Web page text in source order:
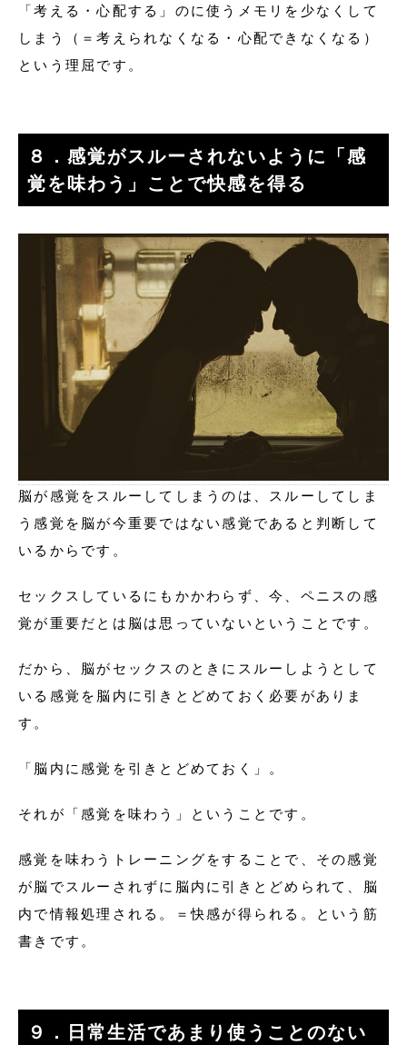
「考える・心配する」のに使うメモリを少なくして
しまう（＝考えられなくなる・心配できなくなる）
という理屈です。
８．感覚がスルーされないように「感
覚を味わう」ことで快感を得る
脳が感覚をスルーしてしまうのは、スルーしてしま
う感覚を脳が今重要ではない感覚であると判断して
いるからです。
セックスしているにもかかわらず、今、ペニスの感
覚が重要だとは脳は思っていないということです。
だから、脳がセックスのときにスルーしようとして
いる感覚を脳内に引きとどめておく必要がありま
す。
「脳内に感覚を引きとどめておく」。
それが「感覚を味わう」ということです。
感覚を味わうトレーニングをすることで、その感覚
が脳でスルーされずに脳内に引きとどめられて、脳
内で情報処理される。＝快感が得られる。という筋
書きです。
９．日常生活であまり使うことのない